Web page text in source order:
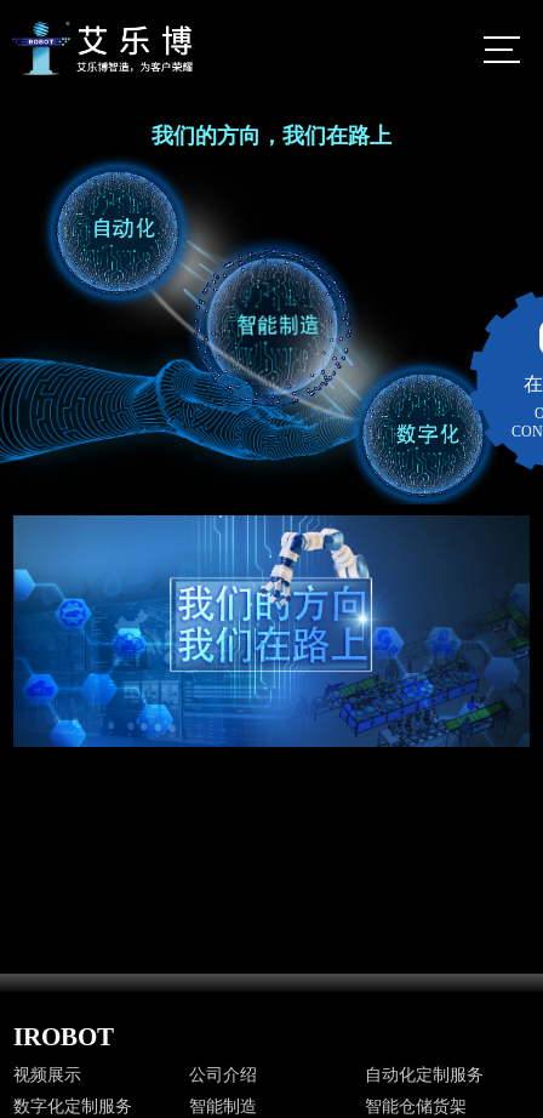
佛山市艾乐
博机器人股
份有限公司
艾乐
博总
佛山市
南海区
大沥镇
地
图
首页
自动化定制服务
数字化定制服务
智能制造
智能仓储货架
新闻公告
我们的方向，我们在路上
IROBOT
视频展示 公司介绍
自动化定制服务
数字化定制服务
智能制造
智能仓储货架